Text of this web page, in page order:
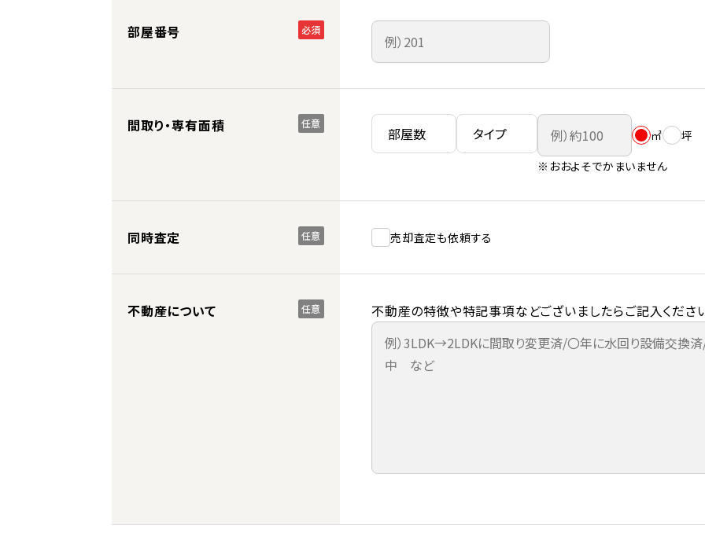
部屋番号 必須
間取り・専有面積 任意
㎡
坪
※おおよそでかまいません
同時査定 任意 売却査定も依頼する
不動産について 任意 不動産の特徴や特記事項などございましたらご記入くださ